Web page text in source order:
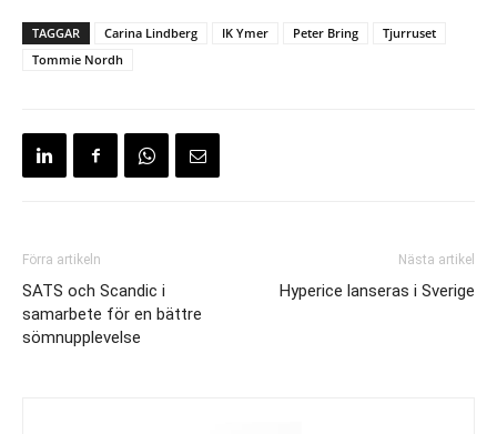
TAGGAR Carina Lindberg IK Ymer Peter Bring
Tjurruset
Tommie Nordh
Förra artikeln
SATS och Scandic i
samarbete för en bättre
sömnupplevelse
Nästa artikel
Hyperice lanseras i Sverige